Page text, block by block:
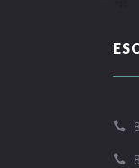

